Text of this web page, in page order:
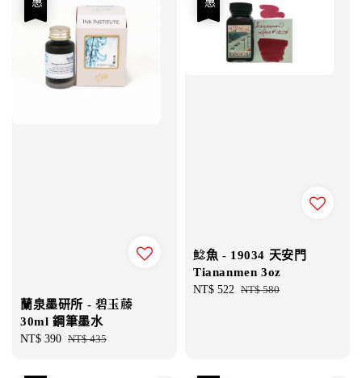
蘭泉墨研所 - 碧玉藤
30ml 鋼筆墨水
Sale
NT$ 390 Regular
NT$ 435
鯰魚 - 19034 天安門
Tiananmen 3oz
Sale
NT$ 522 Regular
NT$ 580